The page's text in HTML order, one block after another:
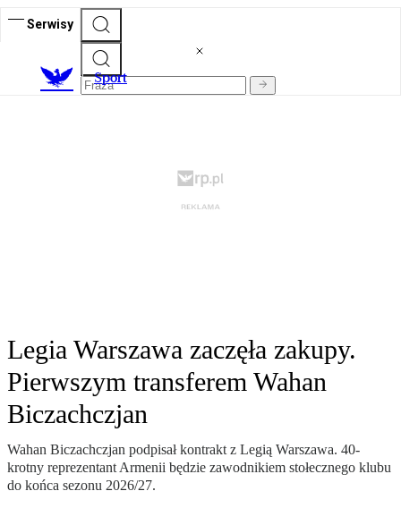
Serwisy
Sport
Legia Warszawa zaczęła zakupy.
Pierwszym transferem Wahan
Biczachczjan
Wahan Biczachczjan podpisał kontrakt z Legią Warszawa. 40-
krotny reprezentant Armenii będzie zawodnikiem stołecznego klubu
do końca sezonu 2026/27.